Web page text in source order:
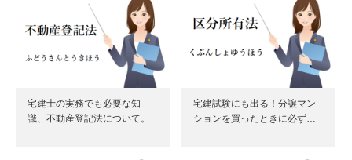
宅建士の実務でも必要な知
識、不動産登記法について。
…
宅建試験にも出る！分譲マン
ションを買ったときに必ず…